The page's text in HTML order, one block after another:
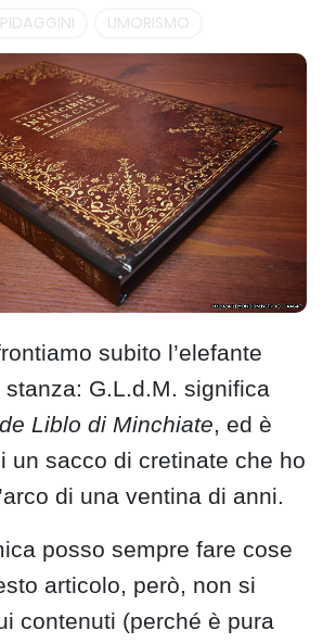
UMORISMO
subito l’elefante
stanza: G.L.d.M. significa
Liblo di Minchiate, ed è
un sacco di cretinate che ho
di una ventina di anni.
posso sempre fare cose
articolo, però, non si
contenuti (perché è pura